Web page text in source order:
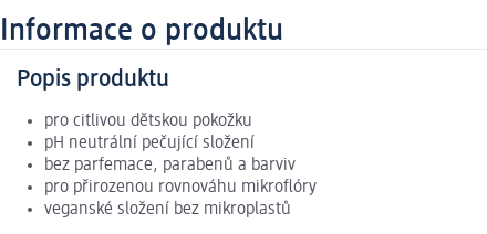
Informace o produktu
Popis produktu
pro citlivou dětskou pokožku
pH neutrální pečující složení
bez parfemace, parabenů a barviv
pro přirozenou rovnováhu mikroflóry
veganské složení bez mikroplastů